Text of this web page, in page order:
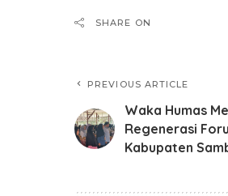
SHARE ON
PREVIOUS ARTICLE
Waka Humas
Regenerasi
Kabupaten